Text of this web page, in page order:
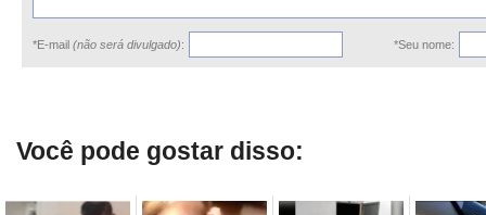
*E-mail (não será divulgado): *Seu nome:
Você pode gostar disso: